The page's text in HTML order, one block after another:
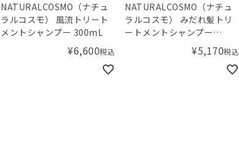
NATURALCOSMO（ナチュ
ラルコスモ） 風流トリート
メントシャンプー 300mL
¥6,600税込
NATURALCOSMO（ナチュ
ラルコスモ） みだれ髪トリ
ートメントシャンプー
¥5,170税込